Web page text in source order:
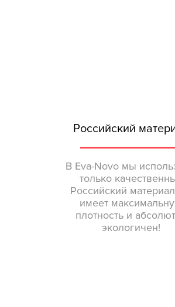
Российский
В Eva-Novo мы
только
Российский
имеет
плотность и
экологичен!